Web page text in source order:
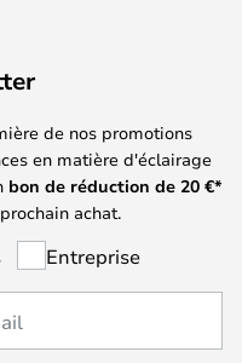
de nos promotions
en matière d'éclairage
bon de réduction de 20 €*
achat.
Entreprise